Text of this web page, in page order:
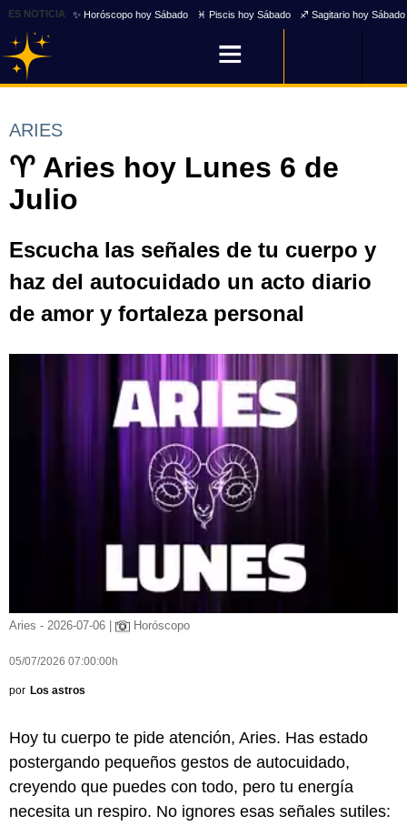
ES NOTICIA ✨ Horóscopo hoy Sábado ♓ Piscis hoy Sábado ♐ Sagitario hoy Sábado
ARIES
♈ Aries hoy Lunes 6 de
Julio
Escucha las señales de tu cuerpo y
haz del autocuidado un acto diario
de amor y fortaleza personal
Aries - 2026-07-06 | Horóscopo
05/07/2026 07:00:00h
por Los astros
Hoy tu cuerpo te pide atención, Aries. Has estado
postergando pequeños gestos de autocuidado,
creyendo que puedes con todo, pero tu energía
necesita un respiro. No ignores esas señales sutiles: